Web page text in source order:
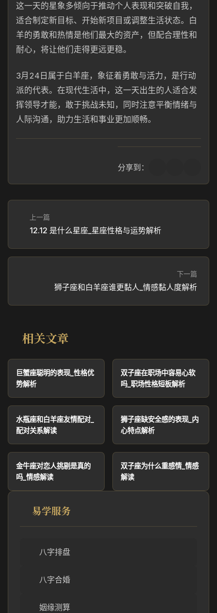
这一天的星象多倾向于推动个人表现和突破自我，
适合制定新目标、开始新项目或调整生活状态。白
羊的勇敢和热情是他们最大的资产，但配合理性和
耐心，将让他们走得更远更稳。
3月24日属于白羊座，象征着勇敢与活力，是行动
派的代表。在现代生活中，这一天出生的人适合发
挥领导才能，敢于挑战未知，同时注意平衡情绪与
人际沟通，助力生活和事业更加顺畅。
分享到：
上一篇
12.12 是什么星座_星座性格与运势解析
下一篇
狮子座和白羊座谁更黏人_情感黏人度解析
相关文章
巨蟹座聪明的表现_性格优
势解析
双子座在职场中容易心软
吗_职场性格短板解析
水瓶座和白羊座友情配对_
配对关系解读
狮子座缺安全感的表现_内
心特点解析
金牛座对恋人挑剔是真的
吗_情感解读
双子座为什么重感情_情感
解读
易学服务
八字排盘
八字合婚
姻缘测算